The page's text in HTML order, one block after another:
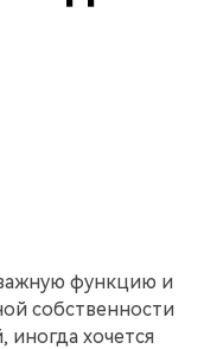
функцию и
собственности
иногда хочется